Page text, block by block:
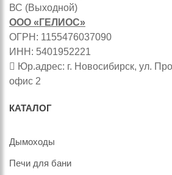
ВС (Выходной)
ООО «ГЕЛИОС»
ОГРН: 1155476037090
ИНН: 5401952221
Юр.адрес: г. Новосибирск, ул.
офис 2
КАТАЛОГ
Дымоходы
Печи для бани